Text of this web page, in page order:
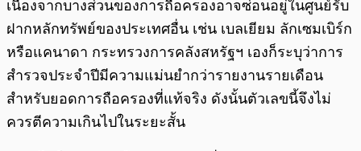
เนื่องจากบางส่วนของการถือครองอาจซ่อนอยู่ในศูนย์รับ
ฝากหลักทรัพย์ของประเทศอื่น เช่น เบลเยียม ลักเซมเบิร์ก
หรือแคนาดา กระทรวงการคลังสหรัฐฯ เองก็ระบุว่าการ
สำรวจประจำปีมีความแม่นยำกว่ารายงานรายเดือน
สำหรับยอดการถือครองที่แท้จริง ดังนั้นตัวเลขนี้จึงไม่
ควรตีความเกินไปในระยะสั้น